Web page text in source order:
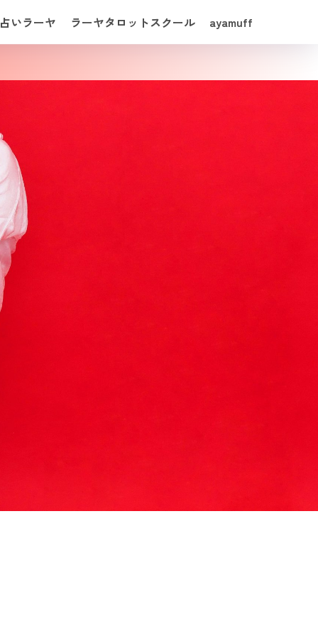
いラーヤ ラーヤタロットスクール ayamuff